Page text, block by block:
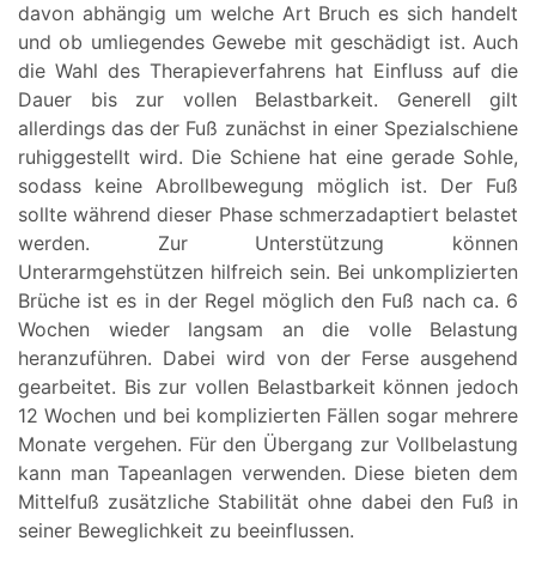
davon abhängig um welche Art Bruch es sich handelt
und ob umliegendes Gewebe mit geschädigt ist. Auch
die Wahl des Therapieverfahrens hat Einfluss auf die
Dauer bis zur vollen Belastbarkeit. Generell gilt
allerdings das der Fuß zunächst in einer Spezialschiene
ruhiggestellt wird. Die Schiene hat eine gerade Sohle,
sodass keine Abrollbewegung möglich ist. Der Fuß
sollte während dieser Phase schmerzadaptiert belastet
werden. Zur Unterstützung können
Unterarmgehstützen hilfreich sein. Bei unkomplizierten
Brüche ist es in der Regel möglich den Fuß nach ca. 6
Wochen wieder langsam an die volle Belastung
heranzuführen. Dabei wird von der Ferse ausgehend
gearbeitet. Bis zur vollen Belastbarkeit können jedoch
12 Wochen und bei komplizierten Fällen sogar mehrere
Monate vergehen. Für den Übergang zur Vollbelastung
kann man Tapeanlagen verwenden. Diese bieten dem
Mittelfuß zusätzliche Stabilität ohne dabei den Fuß in
seiner Beweglichkeit zu beeinflussen.